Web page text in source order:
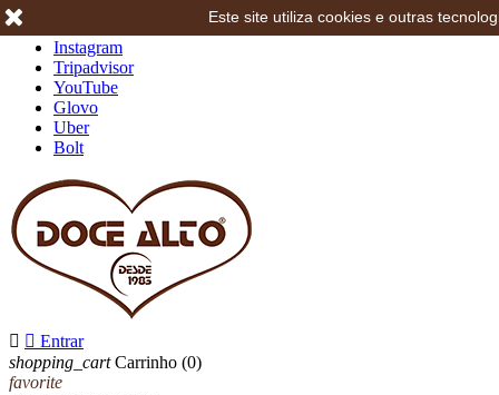
Instagram
Tripadvisor
YouTube
Glovo
Uber
Bolt
  Entrar
shopping_cart Carrinho (0)
favorite
Este site utiliza cookies e outras